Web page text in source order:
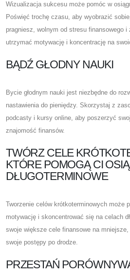
Wizualizacja sukcesu może pomóc w
Poświęć trochę czasu, aby wyobrazić
pragniesz, wolnym od stresu finansowego
utrzymać motywację i koncentrację na
BĄDŹ GŁODNY NAUKI
Bycie głodnym nauki jest niezbędne do
nastawienia do pieniędzy. Skorzystaj z
podcasty i kursy online, aby poszerzyć
znajomość finansów.
TWÓRZ CELE
KTÓRE POMOGĄ CI
DŁUGOTERMINOWE
Tworzenie celów krótkoterminowych może
motywację i skoncentrować się na celach
swoje większe cele finansowe na
swoje postępy po drodze.
PRZESTAŃ